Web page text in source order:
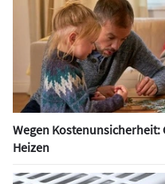
Wegen
Heizen